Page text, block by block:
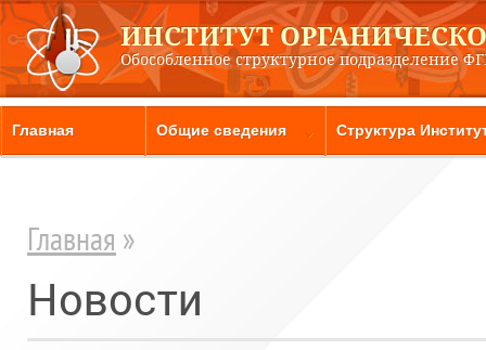
ИНСТИТУТ
Обособленное структурное подразделение
Главная Общие сведения Структура
Главная »
Новости